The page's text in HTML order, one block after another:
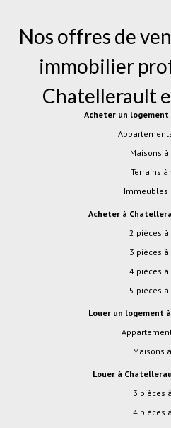
Nos offres de
immobilier
Chatellerault
Acheter un
Maisons
Terrains
Immeubles
Acheter à
2 pièces
3 pièces
4 pièces
5 pièces
Louer un logement
Maisons
Louer à
3
4 pièces